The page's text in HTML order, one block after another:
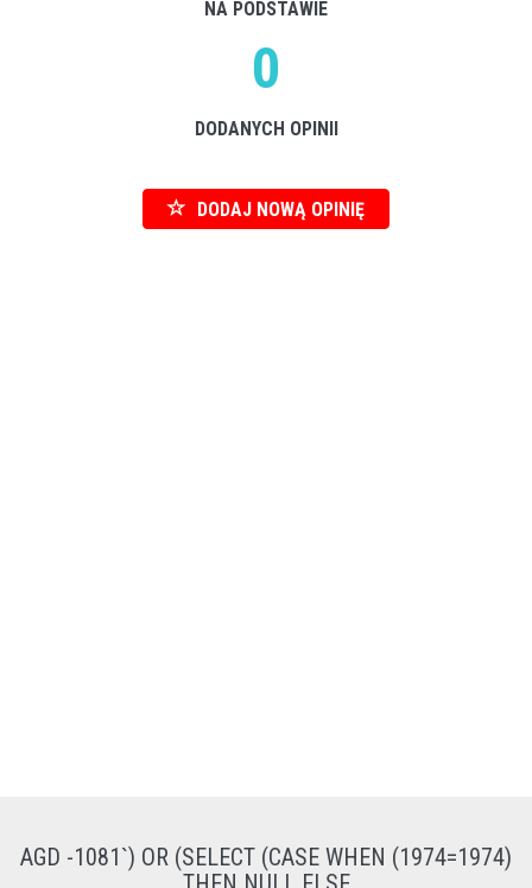
NA PODSTAWIE
0
DODANYCH OPINII
DODAJ NOWĄ OPINIĘ
AGD -1081`) OR (SELECT (CASE WHEN (1974=1974)